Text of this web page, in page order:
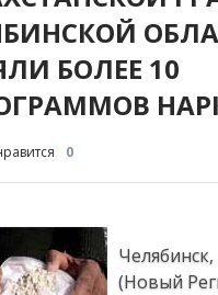
БОЛЕЕ 10
0
(Новый